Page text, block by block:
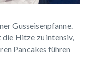
Gusseisenpfanne.
die Hitze zu intensiv,
Pancakes führen